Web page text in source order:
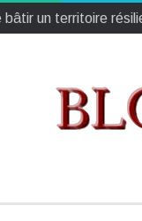
un territoire